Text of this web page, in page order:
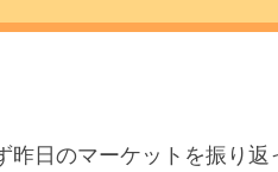
日のマーケットを振り返